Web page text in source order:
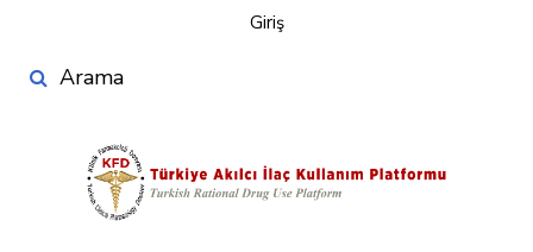
atlamenu
Giriş
Search